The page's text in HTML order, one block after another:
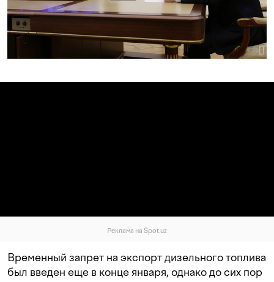
Реклама на Spot.uz
Временный запрет на экспорт дизельного топлива
был введен еще в конце января, однако до сих пор